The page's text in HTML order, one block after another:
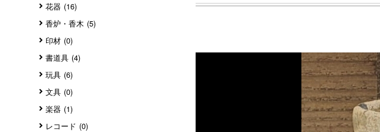
花器 (16)
香炉・香木 (5)
印材 (0)
書道具 (4)
玩具 (6)
文具 (0)
楽器 (1)
レコード (0)